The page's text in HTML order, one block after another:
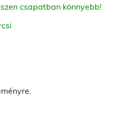
csapatban könnyebb!